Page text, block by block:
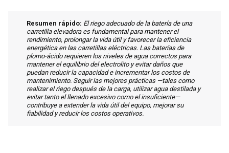
Resumen rápido: El riego adecuado de la batería de una
carretilla elevadora es fundamental para mantener el
rendimiento, prolongar la vida útil y favorecer la eficiencia
energética en las carretillas eléctricas. Las baterías de
plomo-ácido requieren los niveles de agua correctos para
mantener el equilibrio del electrolito y evitar daños que
puedan reducir la capacidad e incrementar los costos de
mantenimiento. Seguir las mejores prácticas —tales como
realizar el riego después de la carga, utilizar agua destilada y
evitar tanto el llenado excesivo como el insuficiente—
contribuye a extender la vida útil del equipo, mejorar su
fiabilidad y reducir los costos operativos.